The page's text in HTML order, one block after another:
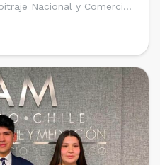
Nacional y Comercial
de Derecho de la